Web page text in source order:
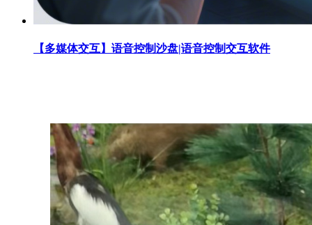
【多媒体交互】语音控制沙盘|语音控制交互软件